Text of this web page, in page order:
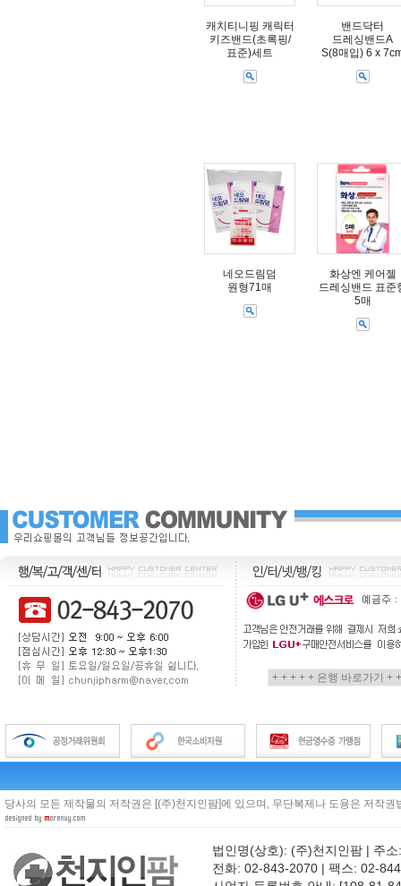
캐치티니핑 캐릭터
키즈밴드(초록핑/
표준)세트
밴드닥터
드레싱밴드A
S(8매입) 6 x
네오드림덤
원형71매
화상엔 케어젤
드레싱밴드 표준
5매
당사의 모든 제작물의 저작권은 [(주)천지인팜]에 있으며, 무단복제나 도용은 저작
법인명(상호): (주)천지인팜 | 주
전화: 02-843-2070 | 팩스: 02-